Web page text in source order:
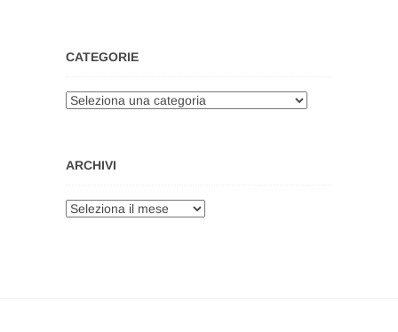
CATEGORIE
Categorie
ARCHIVI
Archivi